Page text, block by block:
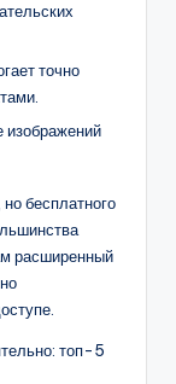
точно
изображений
бесплатного
расширенный